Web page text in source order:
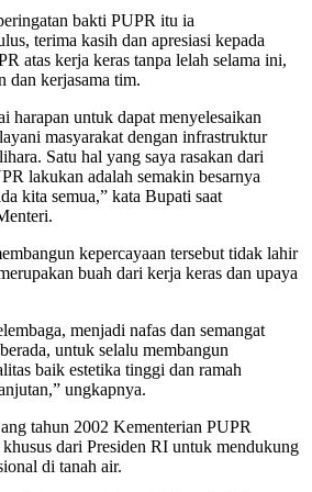
bakti PUPR itu ia
terima kasih dan apresiasi kepada
atas kerja keras tanpa lelah selama ini,
dan kerjasama tim.
harapan untuk dapat menyelesaikan
masyarakat dengan infrastruktur
Satu hal yang saya rasakan dari
lakukan adalah semakin besarnya
kita semua,” kata Bupati saat
kepercayaan tersebut tidak lahir
buah dari kerja keras dan upaya
menjadi nafas dan semangat
untuk selalu membangun
baik estetika tinggi dan ramah
ungkapnya.
tahun 2002 Kementerian PUPR
khusus dari Presiden RI untuk mendukung
di tanah air.